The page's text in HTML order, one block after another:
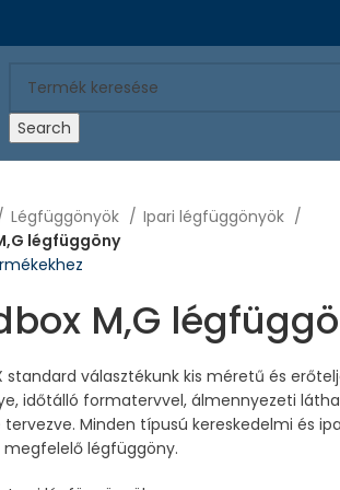
Search
Légfüggönyök
Ipari légfüggönyök
légfüggöny
M,G
standard választékunk kis méretű és
időtálló formatervvel, álmennyezeti
Minden típusú kereskedelmi és
légfüggöny.